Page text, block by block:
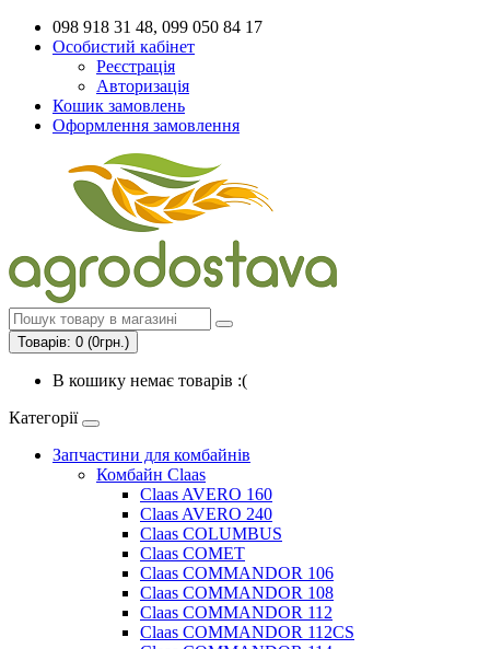
098 918 31 48, 099 050 84 17
Особистий кабінет
Реєстрація
Авторизація
Кошик замовлень
Оформлення замовлення
Товарів: 0 (0грн.)
В кошику немає товарів :(
Категорії
Запчастини для комбайнів
Комбайн Claas
Claas AVERO 160
Claas AVERO 240
Claas COLUMBUS
Claas COMET
Claas COMMANDOR 106
Claas COMMANDOR 108
Claas COMMANDOR 112
Claas COMMANDOR 112CS